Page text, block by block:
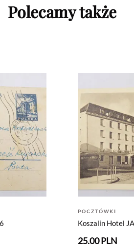
Polecamy także
POCZTÓWKI
Koszalin Hotel
25.00 PLN